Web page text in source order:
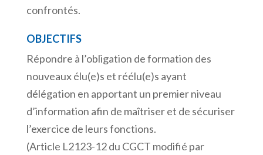
confrontés.
OBJECTIFS
Répondre à l’obligation de formation des
nouveaux élu(e)s et réélu(e)s ayant
délégation en apportant un premier niveau
d’information afin de maîtriser et de sécuriser
l’exercice de leurs fonctions.
(Article L2123-12 du CGCT modifié par